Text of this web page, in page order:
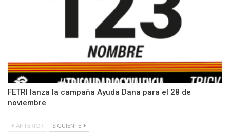
FETRI lanza la campaña Ayuda Dana para el 28 de
noviembre
ANTERIOR SIGUIENTE